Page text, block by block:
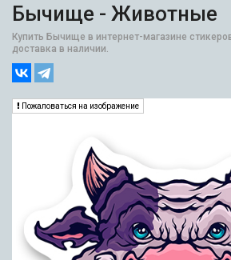
Бычище - Животные
Купить Бычище в интернет-магазине
доставка в наличии.
Пожаловаться на изображение